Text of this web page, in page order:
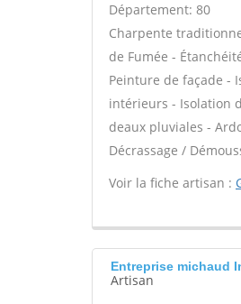
Département: 80
Charpente
de Fumée -
Peinture de façade -
intérieurs - Isolation
deaux pluviales -
Décrassage /
Voir la fiche artisan :
Entreprise michaud
Artisan